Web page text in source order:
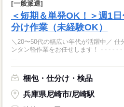
[一般派遣]
＜短期＆単発OK！＞週1
分け作業（未経験OK）
＼20〜50代の幅広い年代が活躍中／ 仕分け作業スタッフ大募集！ カ
ンタン軽作業をお任せします！ - - - - - - - - - - - - - - 他にも通販会社、
...
梱包・仕分け・検品
兵庫県尼崎市/尼崎駅